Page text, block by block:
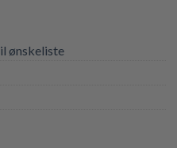
ønskeliste